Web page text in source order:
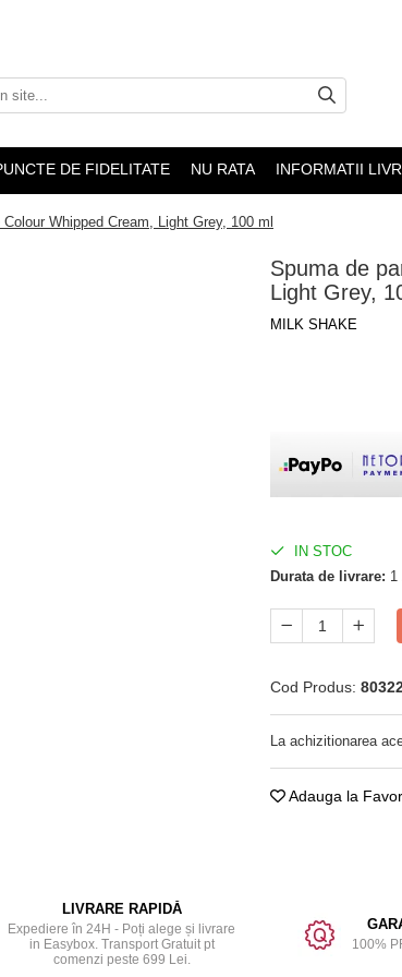
DE FIDELITATE NU RATA INFORMATII LIVRARE
Whipped Cream, Light Grey, 100 ml
Spuma de
Cream, Light
MILK SHAKE
IN STOC
Durata de livrare:
Cod Produs:
La achizitionarea
Adauga la
LIVRARE RAPIDĂ
Expediere în 24H - Poți alege și livrare
in Easybox. Transport Gratuit pt
comenzi peste 699 Lei.
100%